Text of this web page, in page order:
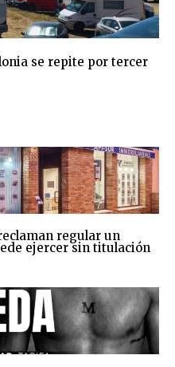
se repite por tercer
regular un
ejercer sin titulación